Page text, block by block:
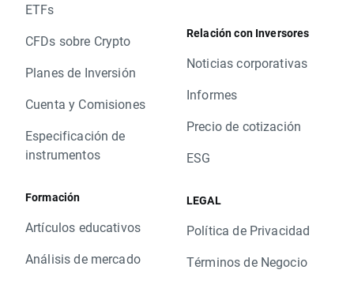
ETFs
CFDs sobre Crypto
Planes de Inversión
Cuenta y Comisiones
Especificación de
instrumentos
Formación
Artículos educativos
Análisis de mercado
Relación con Inversores
Noticias corporativas
Informes
Precio de cotización
ESG
LEGAL
Política de Privacidad
Términos de Negocio